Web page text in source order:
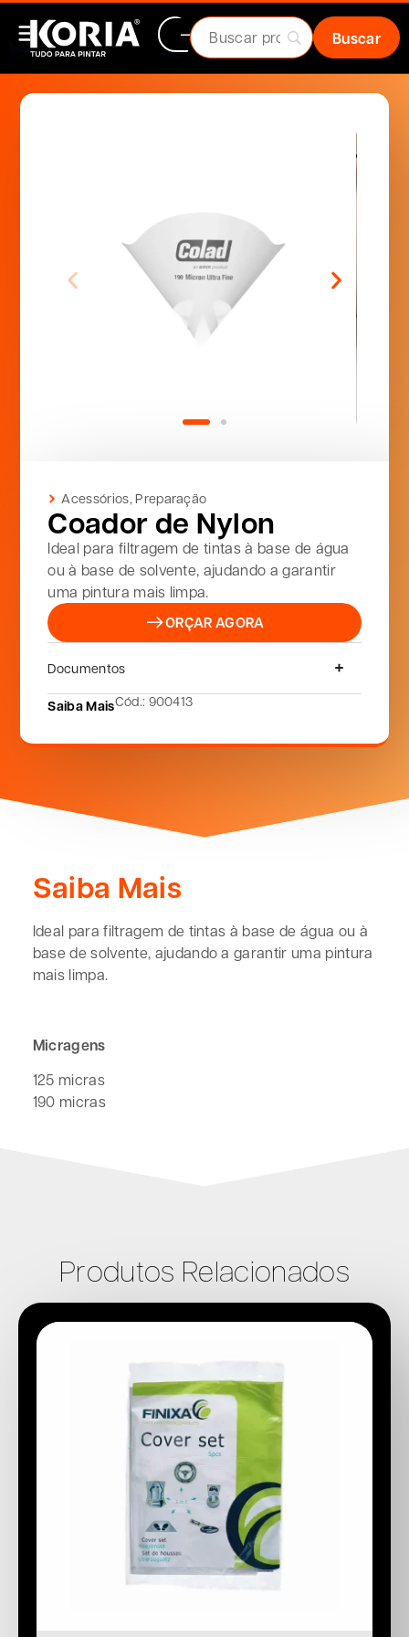
Acessórios,Preparação
Coador de Nylon
Ideal para filtragem de tintas à base de água
ou à base de solvente, ajudando a garantir
uma pintura mais limpa.
ORÇAR AGORA
Documentos
Saiba MaisCód.: 900413
Saiba Mais
Ideal para filtragem de tintas à base de água ou à
base de solvente, ajudando a garantir uma pintura
mais limpa.
Micragens
125 micras
190 micras
Produtos Relacionados